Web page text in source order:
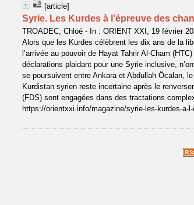
[article]
Syrie. Les Kurdes à l’épreuve des
TROADEC, Chloé - In : ORIENT XXI, 19 février
Alors que les Kurdes célèbrent les dix ans de la
l’arrivée au pouvoir de Hayat Tahrir Al-Cham
déclarations plaidant pour une Syrie inclusive,
se poursuivent entre Ankara et Abdullah Öcalan,
Kurdistan syrien reste incertaine après le
(FDS) sont engagées dans des tractations
https://orientxxi.info/magazine/syrie-les-kurdes-a-